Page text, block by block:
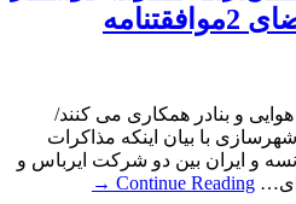
و بنادر همكاری می كنند/
و شهرسازی با بیان اینكه مذاكرات
و ایران بین دو شركت ایرباس و
Continue Reading
→